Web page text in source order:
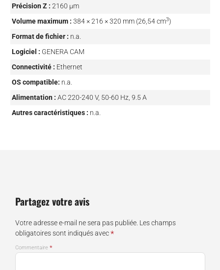
Précision Z : 2160 µm
Volume maximum : 384 × 216 × 320 mm (26,54 cm3)
Format de fichier : n.a.
Logiciel : GENERA CAM
Connectivité : Ethernet
OS compatible: n.a.
Alimentation : AC 220-240 V, 50-60 Hz, 9.5 A
Autres caractéristiques : n.a.
Partagez votre avis
Votre adresse e-mail ne sera pas publiée. Les champs
obligatoires sont indiqués avec*
Commentaire *